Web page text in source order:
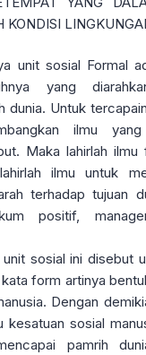
KONDISI
unit sosial Formal
yang
dunia. Untuk
ilmu
Maka lahirlah ilmu
ilmu untuk
terhadap tujuan
positif,
sosial ini disebut
form artinya
Dengan
kesatuan sosial
pamrih